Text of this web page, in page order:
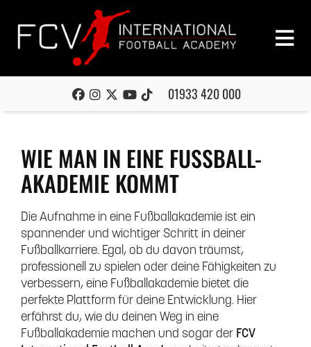
01933 420 000
WIE MAN IN EINE FUSSBALL-A
KADEMIE KOMMT
Die Aufnahme in eine Fußballakademie ist ein
spannender und wichtiger Schritt in deiner
Fußballkarriere. Egal, ob du davon träumst,
professionell zu spielen oder deine Fähigkeiten zu
verbessern, eine Fußballakademie bietet die
perfekte Plattform für deine Entwicklung. Hier
erfährst du, wie du deinen Weg in eine
Fußballakademie machen und sogar der FCV